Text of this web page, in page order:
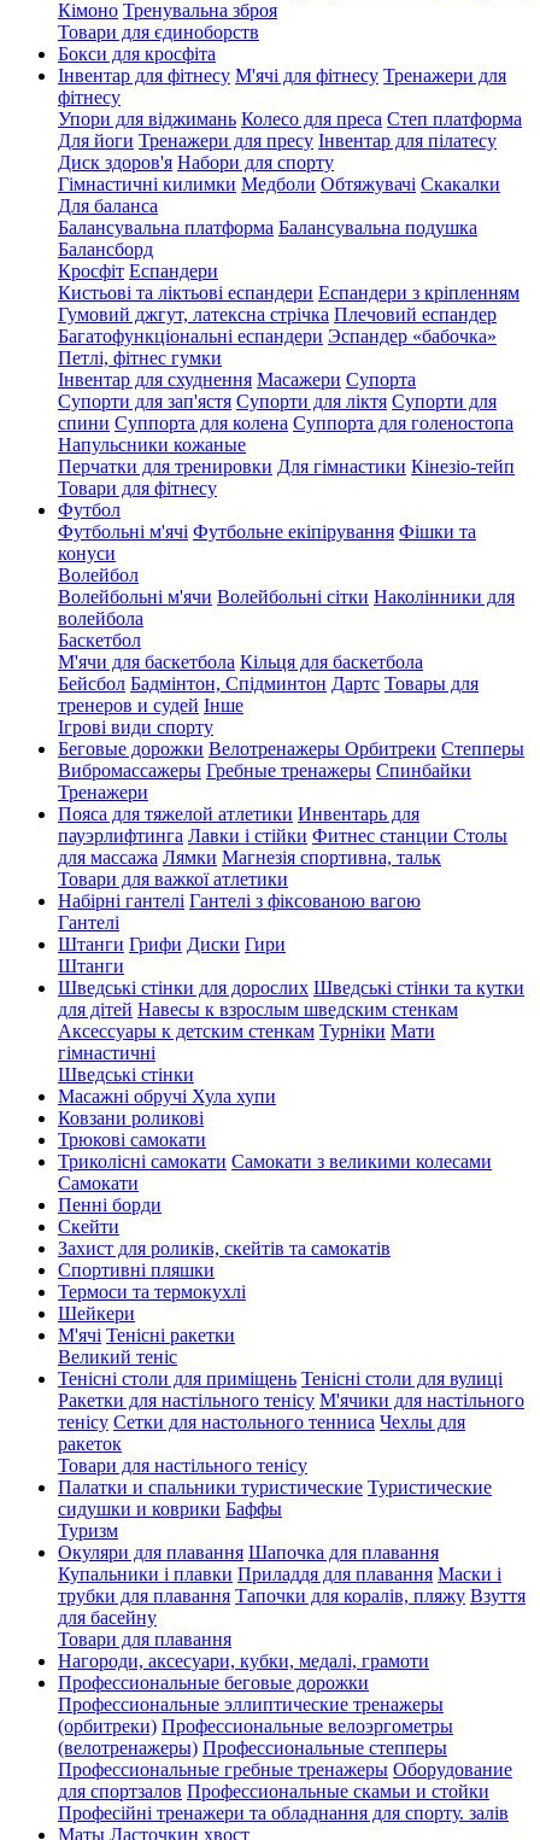
Кімоно Тренувальна зброя
Товари для єдиноборств
Бокси для кросфіта
Інвентар для фітнесу М'ячі для фітнесу Тренажери для
фітнесу
Упори для віджимань Колесо для преса Степ платформа
Для йоги Тренажери для пресу Інвентар для пілатесу
Диск здоров'я Набори для спорту
Гімнастичні килимки Медболи Обтяжувачі Скакалки
Для баланса
Балансувальна платформа Балансувальна подушка
Балансборд
Кросфіт Еспандери
Кистьові та ліктьові еспандери Еспандери з кріпленням
Гумовий джгут, латексна стрічка Плечовий еспандер
Багатофункціональні еспандери Эспандер «бабочка»
Петлі, фітнес гумки
Інвентар для схуднення Масажери Супорта
Супорти для зап'ястя Супорти для ліктя Супорти для
спини Суппорта для колена Суппорта для голеностопа
Напульсники кожаные
Перчатки для тренировки Для гімнастики Кінезіо-тейп
Товари для фітнесу
Футбол
Футбольні м'ячі Футбольне екіпірування Фішки та
конуси
Волейбол
Волейбольні м'ячи Волейбольні сітки Наколінники для
волейбола
Баскетбол
М'ячи для баскетбола Кільця для баскетбола
Бейсбол Бадмінтон, Спідминтон Дартс Товары для
тренеров и судей Інше
Ігрові види спорту
Беговые дорожки Велотренажеры Орбитреки Степперы
Вибромассажеры Гребные тренажеры Спинбайки
Тренажери
Пояса для тяжелой атлетики Инвентарь для
пауэрлифтинга Лавки і стійки Фитнес станции Столы
для массажа Лямки Магнезія спортивна, тальк
Товари для важкої атлетики
Набірні гантелі Гантелі з фіксованою вагою
Гантелі
Штанги Грифи Диски Гири
Штанги
Шведські стінки для дорослих Шведські стінки та кутки
для дітей Навесы к взрослым шведским стенкам
Аксессуары к детским стенкам Турніки Мати
гімнастичні
Шведські стінки
Масажні обручі Хула хупи
Ковзани роликові
Трюкові самокати
Триколісні самокати Самокати з великими колесами
Cамокати
Пенні борди
Скейти
Захист для роликів, скейтів та самокатів
Спортивні пляшки
Термоси та термокухлі
Шейкери
М'ячі Тенісні ракетки
Великий теніс
Тенісні столи для приміщень Тенісні столи для вулиці
Ракетки для настільного тенісу М'ячики для настільного
тенісу Сетки для настольного тенниса Чехлы для
ракеток
Товари для настільного тенісу
Палатки и спальники туристические Туристические
сидушки и коврики Баффы
Туризм
Окуляри для плавання Шапочка для плавання
Купальники і плавки Приладдя для плавання Маски і
трубки для плавання Тапочки для коралів, пляжу Взуття
для басейну
Товари для плавання
Нагороди, аксесуари, кубки, медалі, грамоти
Профессиональные беговые дорожки
Профессиональные эллиптические тренажеры
(орбитреки) Профессиональные велоэргометры
(велотренажеры) Профессиональные cтепперы
Профессиональные гребные тренажеры Оборудование
для спортзалов Профессиональные скамьи и стойки
Професійні тренажери та обладнання для спорту. залів
Маты Ласточкин хвост